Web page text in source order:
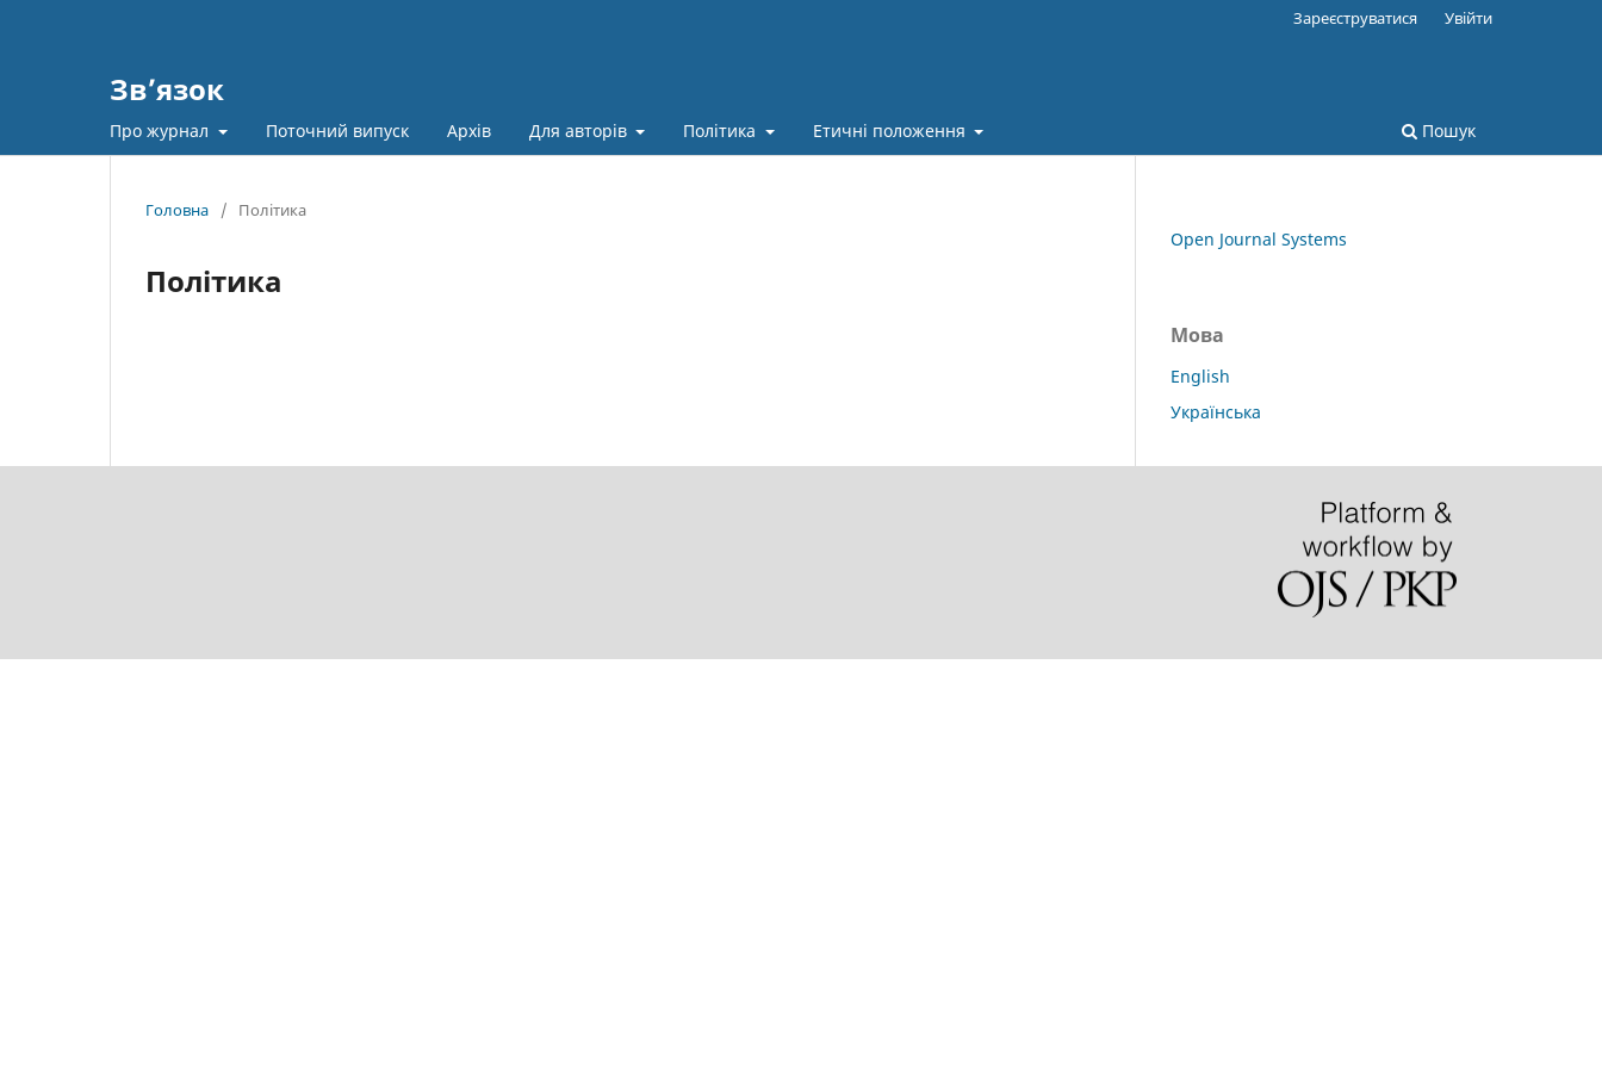
Зв’язок
Про журнал Поточний випуск Архів Для авторів Політика Етичні положення Пошук
Зареєструватися Увійти
Головна / Політика
Політика
Open Journal Systems
Мова
English
Українська